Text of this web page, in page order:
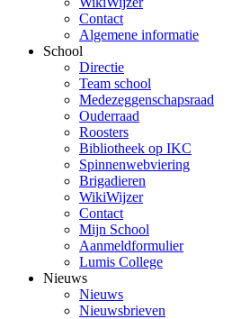
Contact
Algemene informatie
School
Directie
Team school
Medezeggenschapsraad
Ouderraad
Roosters
Bibliotheek op IKC
Spinnenwebviering
Brigadieren
WikiWijzer
Contact
Mijn School
Aanmeldformulier
Lumis College
Nieuws
Nieuws
Nieuwsbrieven